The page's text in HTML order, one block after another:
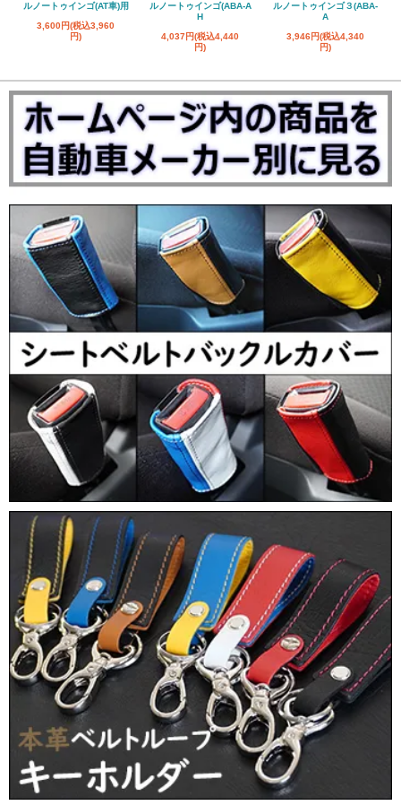
ルノートゥインゴ(AT車)用
3,600円(税込3,960
円)
ルノートゥインゴ(ABA-A
H
4,037円(税込4,440
円)
ルノートゥインゴ３(ABA-
A
3,946円(税込4,340
円)